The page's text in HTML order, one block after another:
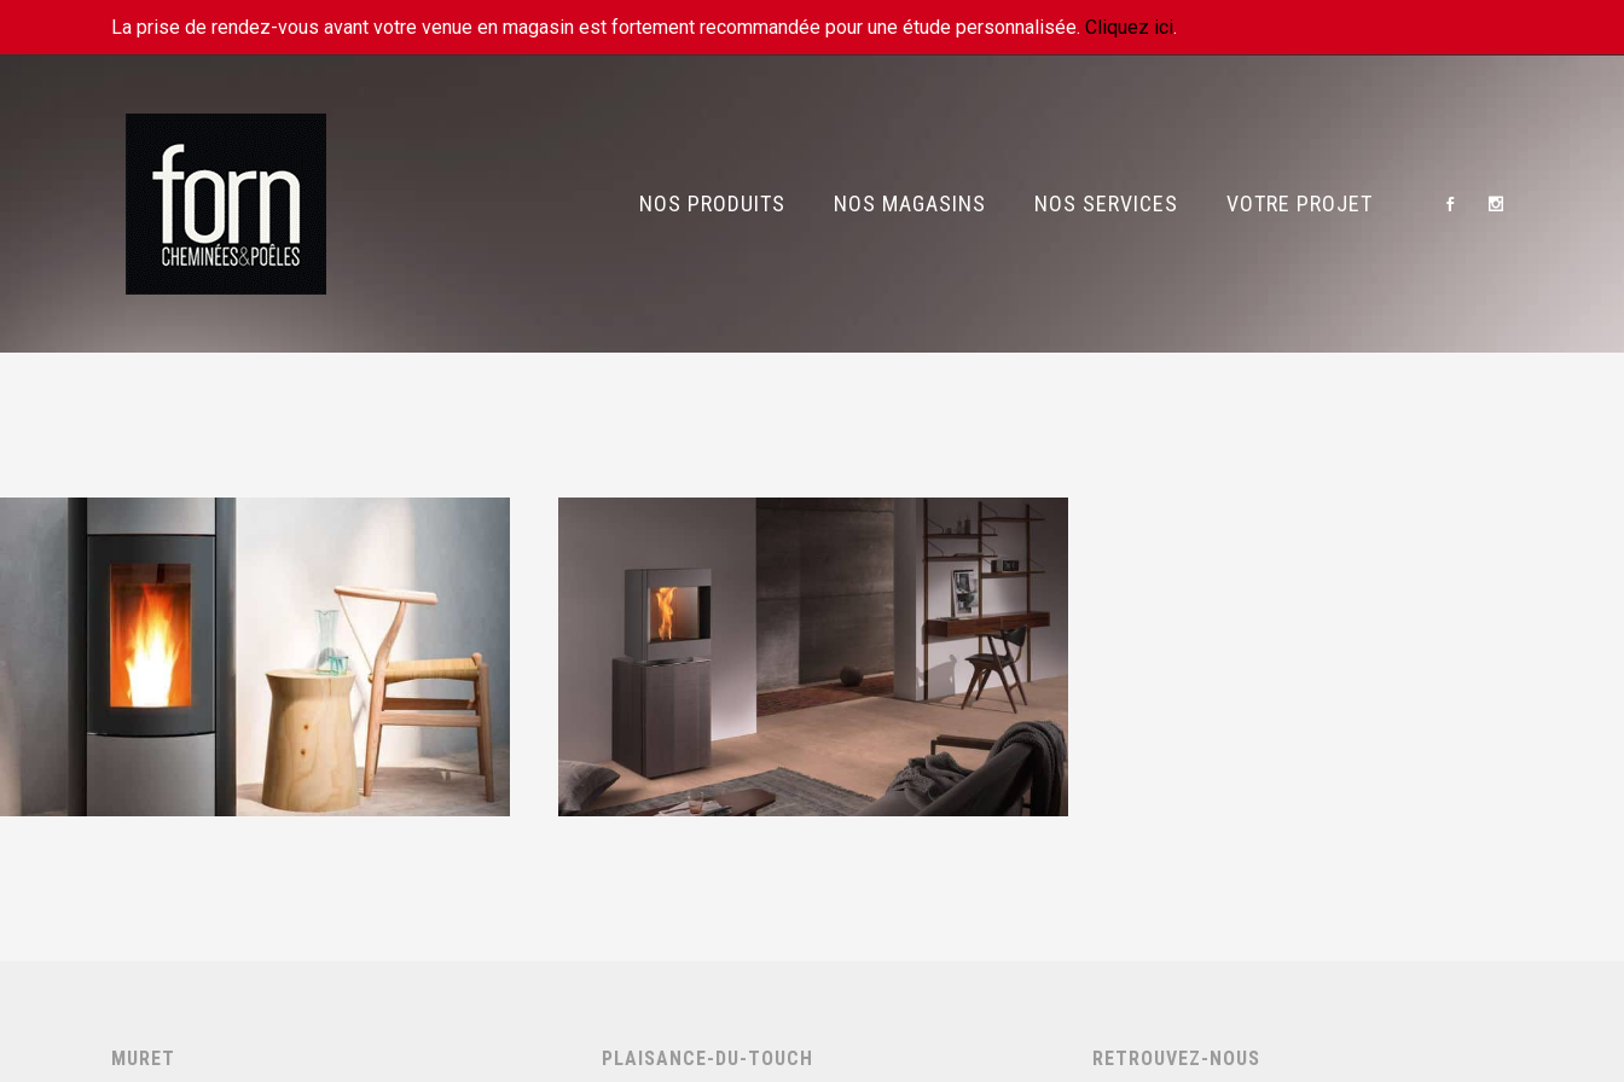
La prise de rendez-vous avant votre venue en magasin est fortement recommandée pour une étude personnalisée. Cliquez ici.
NOS PRODUITS NOS MAGASINS NOS SERVICES VOTRE PROJET
POÊLES À PELLETS
STUV P10
POÊLES À PELLETS
MURET PLAISANCE-DU-TOUCH RETROUVEZ-NOUS